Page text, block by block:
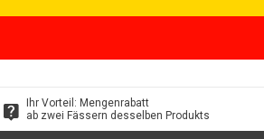
Ihr Vorteil: Mengenrabatt
ab zwei Fässern desselben Produkts